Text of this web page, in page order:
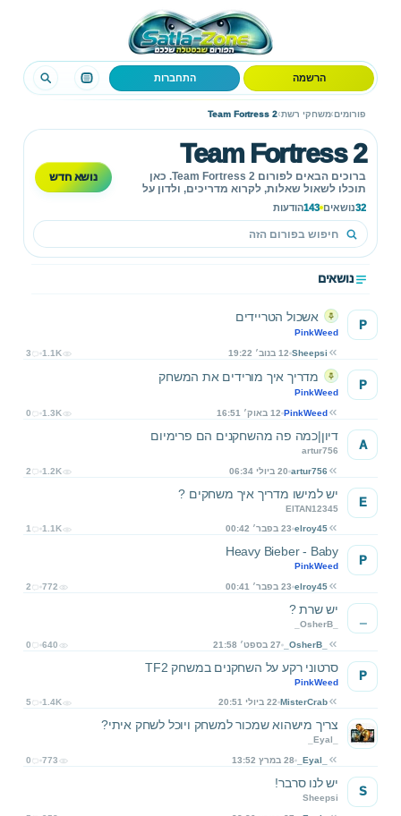
הרשמה התחברות
פורומים›משחקי רשת›
Team Fortress 2
Team Fortress 2
ברוכים הבאים לפורום Team Fortress 2. כאן
תוכלו לשאול שאלות, לקרוא מדריכים, ולדון על
המשחק.
32נושאים 143הודעות
נושא חדש
נושאים
אשכול הטריידים
PinkWeed
Sheepsi 12 בנוב׳ 19:22 3 1.1K
P
מדריך איך מורידים את המשחק
PinkWeed
PinkWeed 12 באוק׳ 16:51 0 1.3K
P
דיון|כמה פה מהשחקנים הם פרימיום
artur756
artur756 20 ביולי 06:34 2 1.2K
A
יש למישו מדריך איך משחקים ?
EITAN12345
elroy45 23 בפבר׳ 00:42 1 1.1K
E
Heavy Bieber - Baby
PinkWeed
elroy45 23 בפבר׳ 00:41 2 772
P
יש שרת ?
_OsherB_
_OsherB_ 27 בספט׳ 21:58 0 640
סרטוני רקע על השחקנים במשחק TF2
PinkWeed
MisterCrab 22 ביולי 20:51 5 1.4K
P
צריך מישהוא שמכור למשחק ויוכל לשחק איתי?
_Eyal_
_Eyal_ 28 במרץ 13:52 0 773
יש לנו סרבר!
Sheepsi S